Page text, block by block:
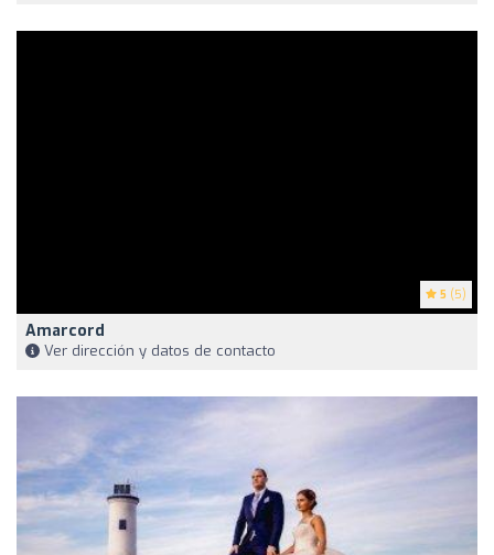
5 (5)
Amarcord
Ver dirección y datos de contacto